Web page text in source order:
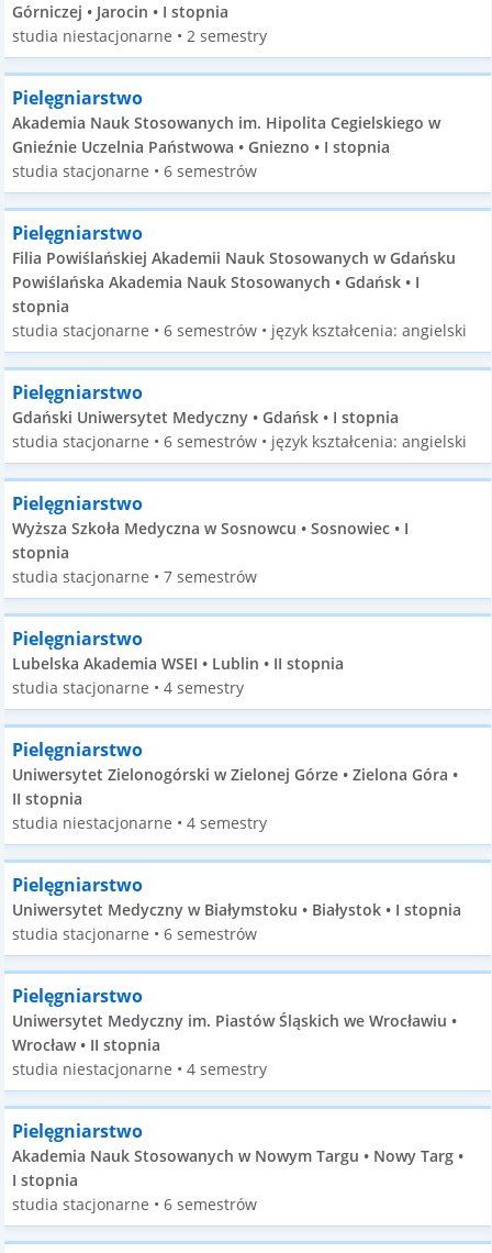
Górniczej • Jarocin • I stopnia
studia niestacjonarne • 2 semestry
Pielęgniarstwo
Akademia Nauk Stosowanych im. Hipolita Cegielskiego w
Gnieźnie Uczelnia Państwowa • Gniezno • I stopnia
studia stacjonarne • 6 semestrów
Pielęgniarstwo
Filia Powiślańskiej Akademii Nauk Stosowanych w Gdańsku
Powiślańska Akademia Nauk Stosowanych • Gdańsk • I
stopnia
studia stacjonarne • 6 semestrów • język kształcenia: angielski
Pielęgniarstwo
Gdański Uniwersytet Medyczny • Gdańsk • I stopnia
studia stacjonarne • 6 semestrów • język kształcenia: angielski
Pielęgniarstwo
Wyższa Szkoła Medyczna w Sosnowcu • Sosnowiec • I
stopnia
studia stacjonarne • 7 semestrów
Pielęgniarstwo
Lubelska Akademia WSEI • Lublin • II stopnia
studia stacjonarne • 4 semestry
Pielęgniarstwo
Uniwersytet Zielonogórski w Zielonej Górze • Zielona Góra •
II stopnia
studia niestacjonarne • 4 semestry
Pielęgniarstwo
Uniwersytet Medyczny w Białymstoku • Białystok • I stopnia
studia stacjonarne • 6 semestrów
Pielęgniarstwo
Uniwersytet Medyczny im. Piastów Śląskich we Wrocławiu •
Wrocław • II stopnia
studia niestacjonarne • 4 semestry
Pielęgniarstwo
Akademia Nauk Stosowanych w Nowym Targu • Nowy Targ •
I stopnia
studia stacjonarne • 6 semestrów